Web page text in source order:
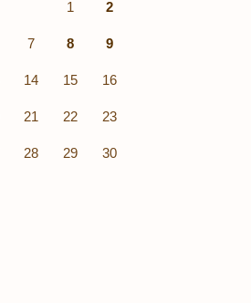
1 2
7 8 9
14 15 16
21 22 23
28 29 30